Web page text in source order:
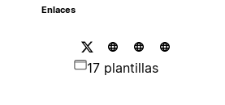
Enlaces
17 plantillas